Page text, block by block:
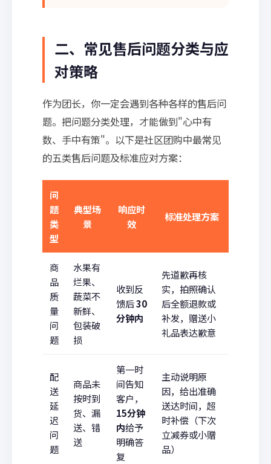
二、常见售后问题分类与应
对策略
作为团长，你一定会遇到各种各样的售后问
题。把问题分类处理，才能做到"心中有
数、手中有策"。以下是社区团购中最常见
的五类售后问题及标准应对方案：
问
题
类
型
典型场
景
响应时
效
标准处理方案
商
品
质
量
问
题
水果有
烂果、
蔬菜不
新鲜、
包装破
损
收到反
馈后30
分钟内
先道歉再核
实，拍照确认
后全额退款或
补发，赠送小
礼品表达歉意
配
送
延
迟
问
题
商品未
按时到
货、漏
送、错
送
第一时
间告知
客户，
15分钟
内给予
明确答
复
主动说明原
因，给出准确
送达时间，超
时补偿（下次
立减券或小赠
品）